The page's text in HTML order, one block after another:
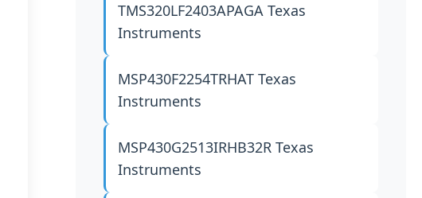
TMS320LF2403APAGATexas
Instruments
MSP430F2254TRHATTexas
Instruments
MSP430G2513IRHB32RTexas
Instruments